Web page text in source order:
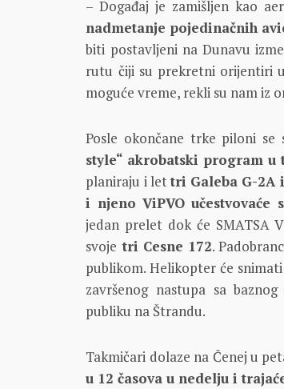
– Događaj je zamišljen kao
nadmetanje pojedinačnih
biti postavljeni na Dunavu
rutu čiji su prekretni orijentiri
moguće vreme, rekli su nam iz
Posle okončane trke piloni se
style“ akrobatski program
planiraju i lettri Galeba G-2A
i njeno ViPVO učestvovaće
jedan prelet dok će SMATSA
svoje tri Cesne 172.
publikom. Helikopter će
završenog nastupa sa
publiku na Štrandu.
Takmičari dolaze na Čenej u
u 12 časova u nedelju i